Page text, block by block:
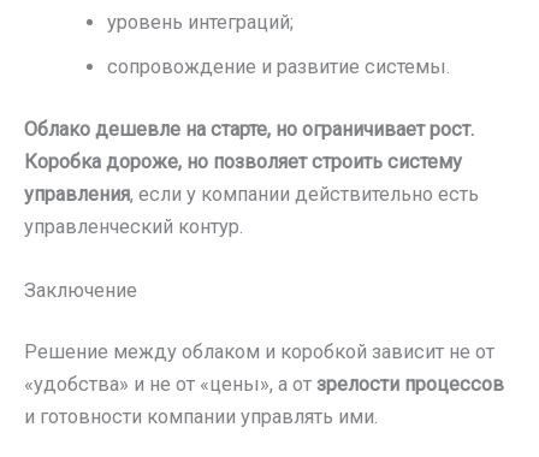
уровень интеграций;
сопровождение и развитие системы.
Облако дешевле на старте, но ограничивает рост.
Коробка дороже, но позволяет строить систему
управления, если у компании действительно есть
управленческий контур.
Заключение
Решение между облаком и коробкой зависит не от
«удобства» и не от «цены», а от зрелости процессов
и готовности компании управлять ими.